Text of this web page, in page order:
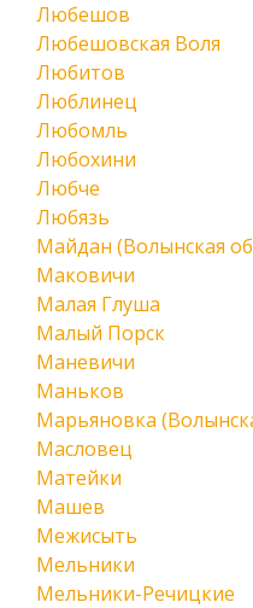
Любешов
Любешовская Воля
Любитов
Люблинец
Любомль
Любохини
Любче
Любязь
Майдан (Волынская
Маковичи
Малая Глуша
Малый Порск
Маневичи
Маньков
Марьяновка
Масловец
Матейки
Машев
Межисыть
Мельники
Мельники-Речицкие